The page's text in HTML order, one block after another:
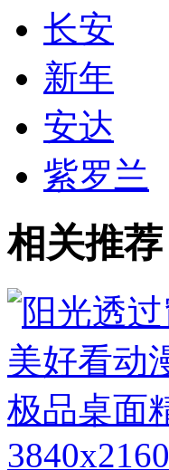
长安
新年
安达
紫罗兰
相关推荐
3840x2160